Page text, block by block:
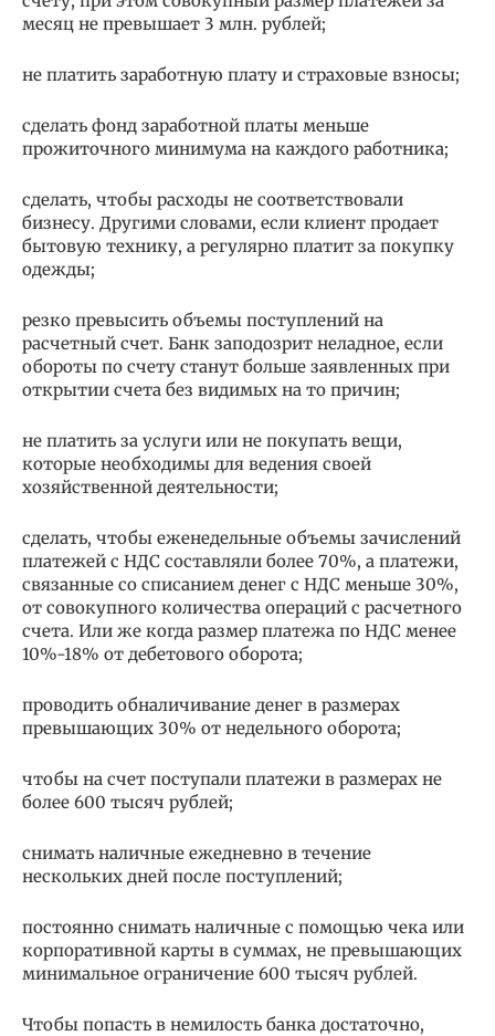
месяц не превышает 3 млн. рублей;
не платить заработную плату и страховые взносы;
сделать фонд заработной платы меньше
прожиточного минимума на каждого работника;
сделать, чтобы расходы не соответствовали
бизнесу. Другими словами, если клиент продает
бытовую технику, а регулярно платит за покупку
одежды;
резко превысить объемы поступлений на
расчетный счет. Банк заподозрит неладное, если
обороты по счету станут больше заявленных при
открытии счета без видимых на то причин;
не платить за услуги или не покупать вещи,
которые необходимы для ведения своей
хозяйственной деятельности;
сделать, чтобы еженедельные объемы зачислений
платежей с НДС составляли более 70%, а платежи,
связанные со списанием денег с НДС меньше 30%,
от совокупного количества операций с расчетного
счета. Или же когда размер платежа по НДС менее
10%-18% от дебетового оборота;
проводить обналичивание денег в размерах
превышающих 30% от недельного оборота;
чтобы на счет поступали платежи в размерах не
более 600 тысяч рублей;
снимать наличные ежедневно в течение
нескольких дней после поступлений;
постоянно снимать наличные с помощью чека или
корпоративной карты в суммах, не превышающих
минимальное ограничение 600 тысяч рублей.
Чтобы попасть в немилость банка достаточно,